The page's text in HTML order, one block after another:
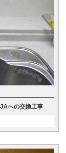
への交換工事